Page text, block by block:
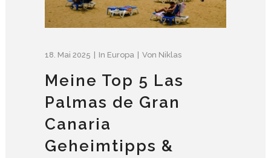
18. Mai 2025 In Europa Von Niklas
Meine Top 5 Las
Palmas de Gran
Canaria
Geheimtipps &